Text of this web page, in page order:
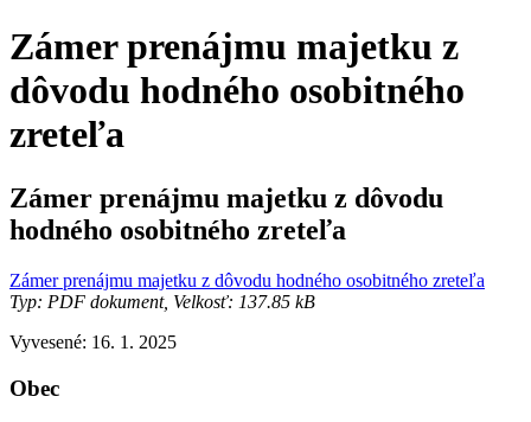
Zámer prenájmu majetku z
dôvodu hodného osobitného
zreteľa
Zámer prenájmu majetku z dôvodu
hodného osobitného zreteľa
Zámer prenájmu majetku z dôvodu hodného osobitného zreteľa
Typ: PDF dokument, Velkosť: 137.85 kB
Vyvesené: 16. 1. 2025
Obec